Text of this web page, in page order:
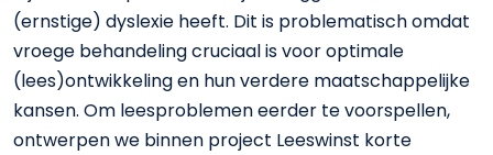
(ernstige) dyslexie heeft. Dit is problematisch omdat
vroege behandeling cruciaal is voor optimale
(lees)ontwikkeling en hun verdere maatschappelijke
kansen. Om leesproblemen eerder te voorspellen,
ontwerpen we binnen project Leeswinst korte